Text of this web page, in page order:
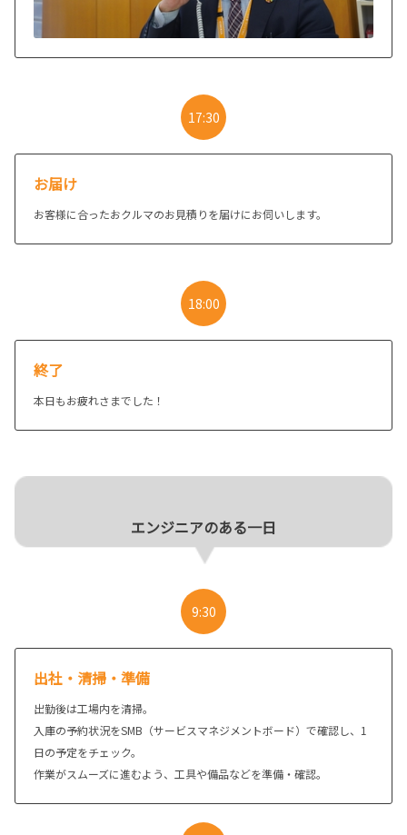
17:30
お届け
お客様に合ったおクルマのお見積りを届けにお伺いします。
18:00
終了
本日もお疲れさまでした！
エンジニアのある一日
9:30
出社・清掃・準備
出勤後は工場内を清掃。
入庫の予約状況をSMB（サービスマネジメントボード）で確認し、1
日の予定をチェック。
作業がスムーズに進むよう、工具や備品などを準備・確認。